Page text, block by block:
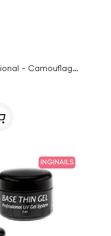
UV zselé szett Inginails Professional - Camouflage gel 40ml + Base Thin Gel 10ml
INGINAILS